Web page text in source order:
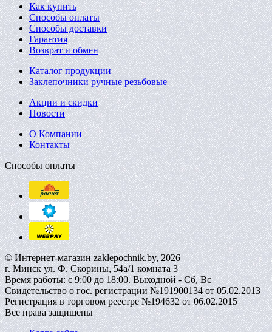
Как купить
Способы оплаты
Способы доставки
Гарантия
Возврат и обмен
Каталог продукции
Заклепочники ручные резьбовые
Акции и скидки
Новости
О Компании
Контакты
Способы оплаты
© Интернет-магазин zaklepochnik.by, 2026
г. Минск ул. Ф. Скорины, 54а/1 комната 3
Время работы: с 9:00 до 18:00. Выходной - Сб, Вс
Свидетельство о гос. регистрации №191900134 от 05.02.2013
Регистрация в торговом реестре №194632 от 06.02.2015
Все права защищены